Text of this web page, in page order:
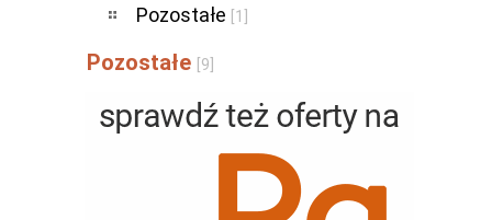
Pozostałe [1]
Pozostałe [9]